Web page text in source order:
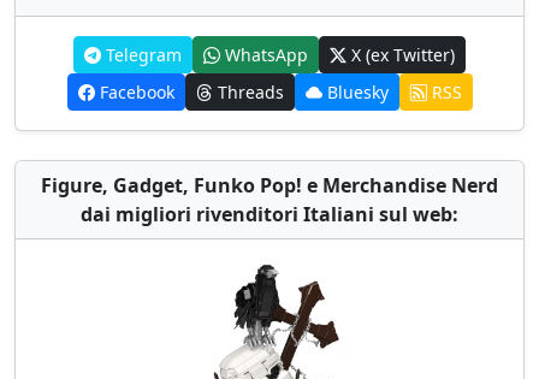
Telegram WhatsApp
X (ex Twitter)
Facebook
Threads Bluesky RSS
Figure, Gadget, Funko Pop! e Merchandise Nerd
dai migliori rivenditori Italiani sul web: